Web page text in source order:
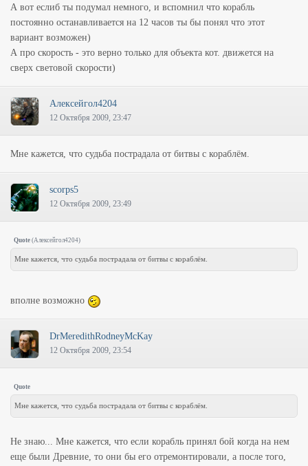
А вот еслиб ты подумал немного, и вспомнил что корабль
постоянно останавливается на 12 часов ты бы понял что этот
вариант возможен)
А про скорость - это верно только для объекта кот. движется на
сверх световой скорости)
Алексейгол4204
12 Октября 2009, 23:47
Мне кажется, что судьба пострадала от битвы с кораблём.
scorps5
12 Октября 2009, 23:49
Quote (Алексейгол4204)
Мне кажется, что судьба пострадала от битвы с кораблём.
вполне возможно
DrMeredithRodneyMcKay
12 Октября 2009, 23:54
Quote
Мне кажется, что судьба пострадала от битвы с кораблём.
Не знаю... Мне кажется, что если корабль принял бой когда на нем
еще были Древние, то они бы его отремонтировали, а после того,